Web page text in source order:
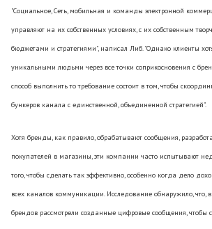
"Социальное, Сеть, мобильная и команды электронной
управляют на их собственных условиях, с их собственным
бюджетами и стратегиями", написал Либ. "Однако клиенты
уникальными людьми через все точки соприкосновения с
способ выполнить то требование состоит в том, чтобы
бункеров канала с единственной, объединенной стратегией".
Хотя бренды, как правило, обрабатывают сообщения,
покупателей в магазины, эти компании часто испытывают
того, чтобы сделать так эффективно, особенно когда дело
всех каналов коммуникации. Исследование обнаружило, что,
брендов рассмотрели созданные цифровые сообщения, чтобы